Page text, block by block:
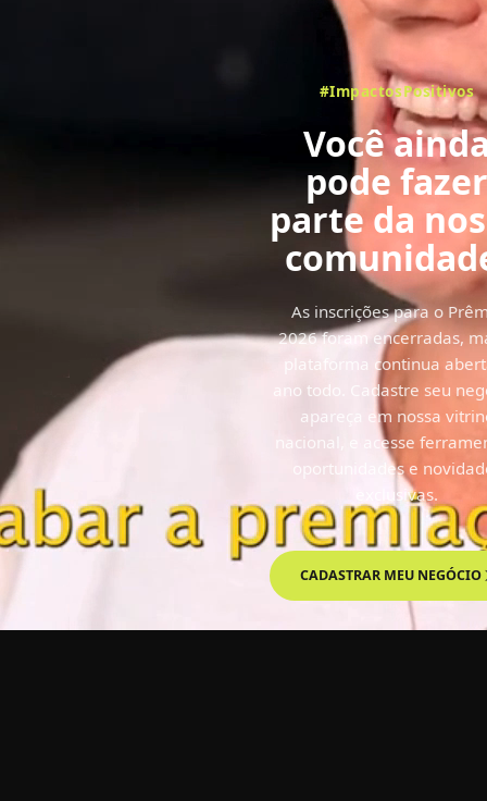
#ImpactosPositivos
Você
pode
parte da
As inscrições para o
2026 foram encerradas,
plataforma continua
ano todo. Cadastre seu
apareça em nossa
nacional, e acesse
oportunidades e
exclusivas.
CADASTRAR MEU NEGÓCIO
com
aberta!
IR À PREMIAÇÃO
CADASTRO SOCIEDADE